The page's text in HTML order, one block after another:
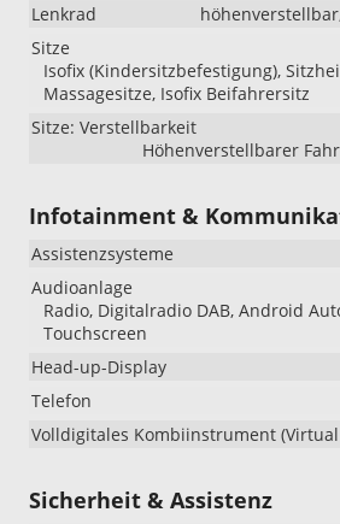
Lenkrad
Sitze
Isofix (Kindersitzbefestigung),
Massagesitze, Isofix Beifahrersitz
Sitze: Verstellbarkeit
Höhenverstellbarer
Infotainment &
Assistenzsysteme
Audioanlage
Radio, Digitalradio DAB, Android
Touchscreen
Head-up-Display
Telefon
Volldigitales Kombiinstrument
Sicherheit & Assistenz